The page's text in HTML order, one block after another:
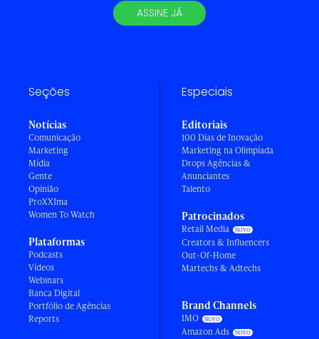
ASSINE JÁ
Seções
Notícias
Comunicação
Marketing
Mídia
Gente
Opinião
ProXXIma
Women To Watch
Plataformas
Podcasts
Vídeos
Webinars
Banca Digital
Portfólio de Agências
Reports
Especiais
Editoriais
100 Dias de Inovação
Marketing na Olimpíada
Drops Agências &
Anunciantes
Talento
Patrocinados
Retail Media
Creators & Influencers
Out-Of-Home
Martechs & Adtechs
Brand Channels
IMO
Amazon Ads